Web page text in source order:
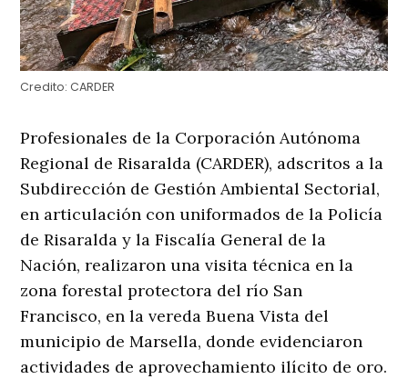
Credito: CARDER
Profesionales de la Corporación Autónoma
Regional de Risaralda (CARDER), adscritos a la
Subdirección de Gestión Ambiental Sectorial,
en articulación con uniformados de la Policía
de Risaralda y la Fiscalía General de la
Nación, realizaron una visita técnica en la
zona forestal protectora del río San
Francisco, en la vereda Buena Vista del
municipio de Marsella, donde evidenciaron
actividades de aprovechamiento ilícito de oro.